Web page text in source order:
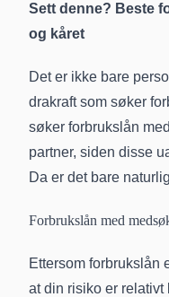
Sett denne? Beste
og kåret
Det er ikke bare
drakraft som søker
søker forbrukslån
partner, siden disse
Da er det bare
Forbrukslån med
Ettersom forbrukslån
at din risiko er relativt